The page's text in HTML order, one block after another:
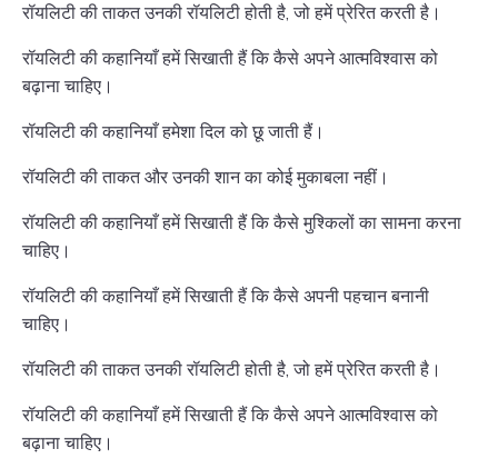
रॉयलिटी की ताकत उनकी रॉयलिटी होती है, जो हमें प्रेरित करती है।
रॉयलिटी की कहानियाँ हमें सिखाती हैं कि कैसे अपने आत्मविश्वास को
बढ़ाना चाहिए।
रॉयलिटी की कहानियाँ हमेशा दिल को छू जाती हैं।
रॉयलिटी की ताकत और उनकी शान का कोई मुकाबला नहीं।
रॉयलिटी की कहानियाँ हमें सिखाती हैं कि कैसे मुश्किलों का सामना करना
चाहिए।
रॉयलिटी की कहानियाँ हमें सिखाती हैं कि कैसे अपनी पहचान बनानी
चाहिए।
रॉयलिटी की ताकत उनकी रॉयलिटी होती है, जो हमें प्रेरित करती है।
रॉयलिटी की कहानियाँ हमें सिखाती हैं कि कैसे अपने आत्मविश्वास को
बढ़ाना चाहिए।